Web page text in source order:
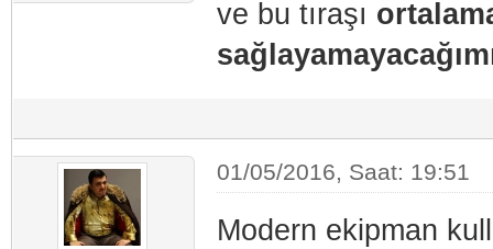
ve bu tıraşı
01/05/2016, Saat: 19:51
Modern ekipman